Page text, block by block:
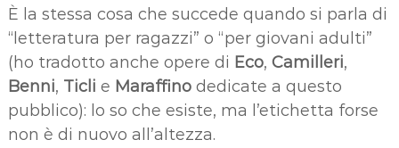
È la stessa cosa che succede quando si parla di
“letteratura per ragazzi” o “per giovani adulti”
(ho tradotto anche opere di Eco, Camilleri,
Benni, Ticli e Maraffinodedicate a questo
pubblico): lo so che esiste, ma l’etichetta forse
non è di nuovo all’altezza.